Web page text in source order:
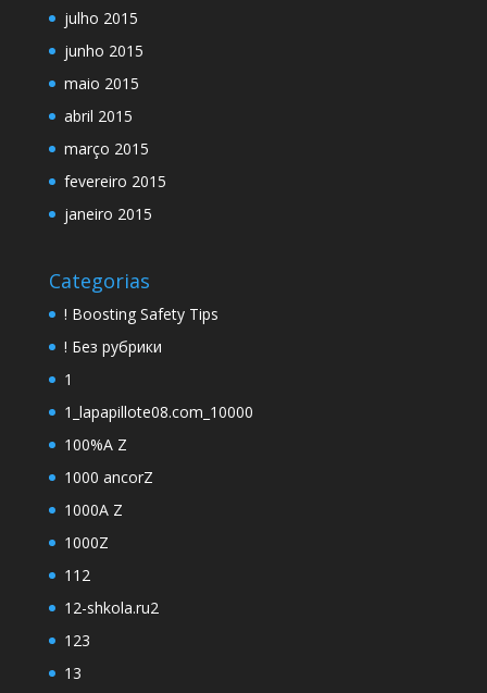
julho 2015
junho 2015
maio 2015
abril 2015
março 2015
fevereiro 2015
janeiro 2015
Categorias
! Boosting Safety Tips
! Без рубрики
1
1_lapapillote08.com_10000
100%A Z
1000 ancorZ
1000A Z
1000Z
112
12-shkola.ru2
123
13